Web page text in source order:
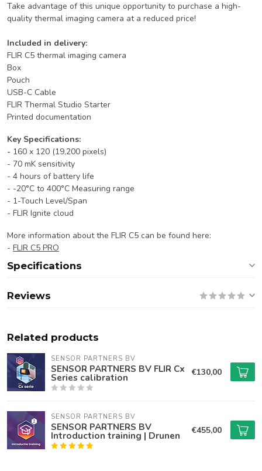
Take advantage of this unique opportunity to purchase a high-
quality thermal imaging camera at a reduced price!
Included in delivery:
FLIR C5 thermal imaging camera
Box
Pouch
USB-C Cable
FLIR Thermal Studio Starter
Printed documentation
Key Specifications:
- 160 x 120 (19,200 pixels)
- 70 mK sensitivity
- 4 hours of battery life
- -20°C to 400°C Measuring range
- 1-Touch Level/Span
- FLIR Ignite cloud
More information about the FLIR C5 can be found here:
- FLIR C5 PRO
Specifications
Reviews
Related products
SENSOR PARTNERS BV
SENSOR PARTNERS BV FLIR Cx
Series calibration €130,00
SENSOR PARTNERS BV
SENSOR PARTNERS BV
Introduction training | Drunen €455,00